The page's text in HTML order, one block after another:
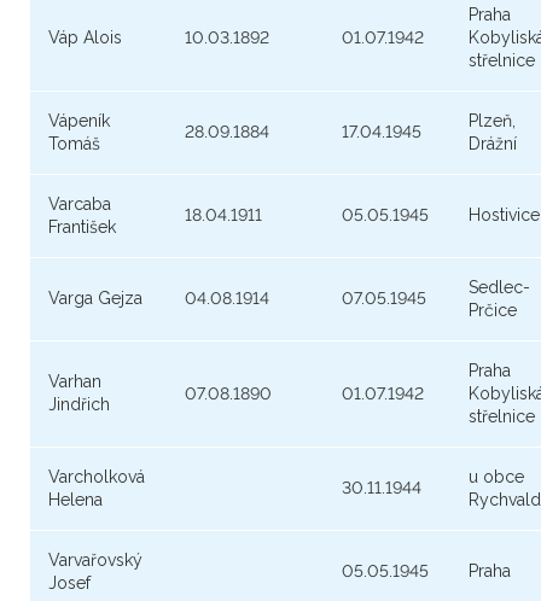
Váp Alois 10.03.1892 01.07.1942
Praha
střelnice
Vápeník
Tomáš
28.09.1884 17.04.1945
Plzeň,
Drážní
Varcaba
František
18.04.1911 05.05.1945 Hostivice
Varga Gejza 04.08.1914 07.05.1945
Sedlec-
Prčice
Varhan
Jindřich
07.08.1890 01.07.1942
Praha
střelnice
Varcholková
Helena
30.11.1944
u obce
Rychvald
Varvařovský
Josef
05.05.1945 Praha